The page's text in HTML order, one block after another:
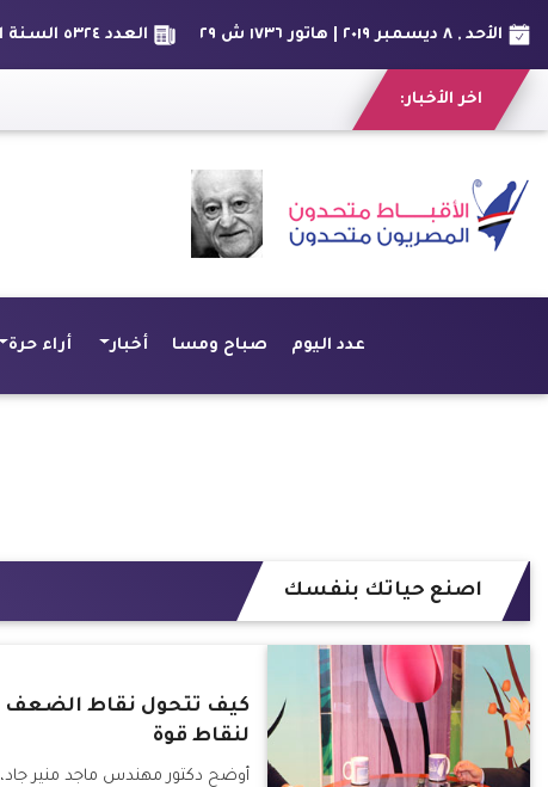
الأحد , ٨ ديسمبر ٢٠١٩ | هاتور ١٧٣٦ ش ٢٩ العدد ٥٣٢٤ السنة الخامسة عشر
اخر الأخبار:
عدد اليوم صباح ومسا أخبار أراء حرة
اصنع حياتك بنفسك
كيف تتحول نقاط الضعف
لنقاط قوة
أوضح دكتور مهندس ماجد منير جاد،